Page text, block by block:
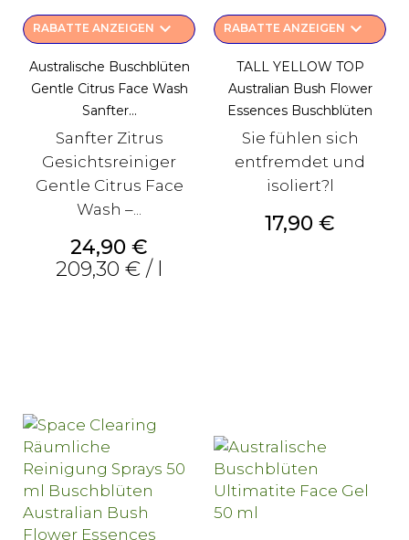
RABATTE ANZEIGEN keyboard_arrow_down
Australische Buschblüten
Gentle Citrus Face Wash
Sanfter...
Sanfter Zitrus
Gesichtsreiniger
Gentle Citrus Face
Wash –...
Preis
24,90 €
209,30 € / l
RABATTE ANZEIGEN keyboard_arrow_down
TALL YELLOW TOP
Australian Bush Flower
Essences Buschblüten
Sie fühlen sich
entfremdet und
isoliert?l
Preis
17,90 €